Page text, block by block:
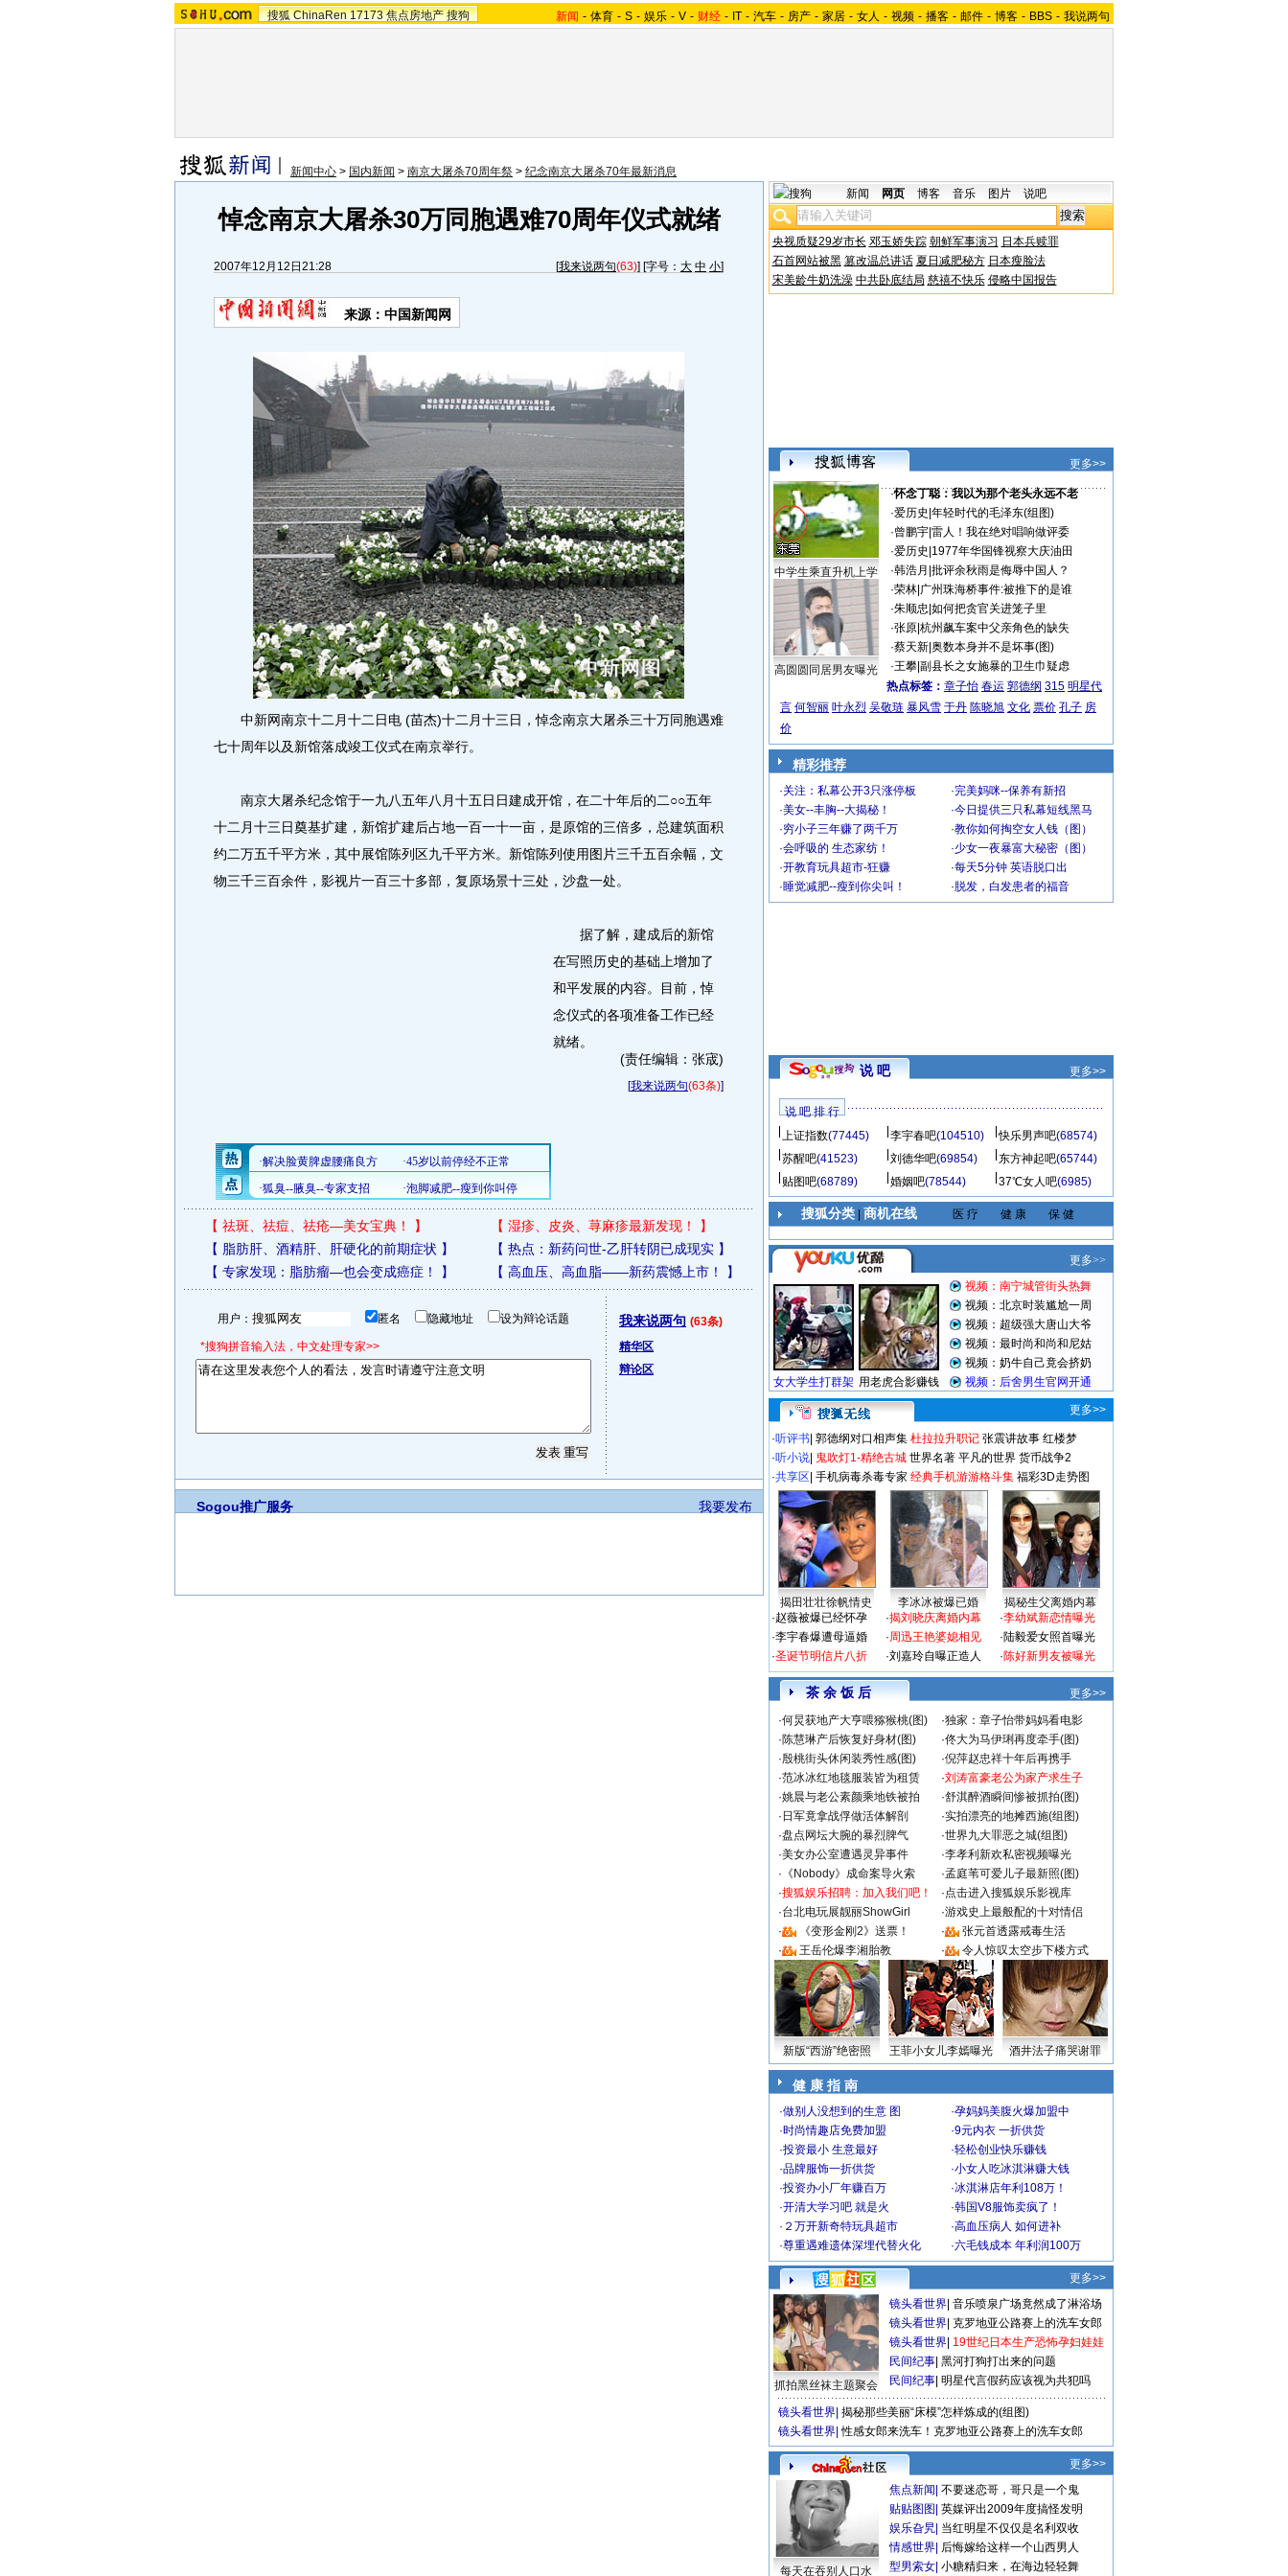
搜狐 ChinaRen 17173 焦点房地产 搜狗 新闻 - 体育 - S - 娱乐 - V - 财经 - IT - 汽车 - 房产 - 家居 - 女人 - 视频 - 播客 - 邮件 - 博客 - BBS - 我说两句
新闻中心 > 国内新闻 > 南京大屠杀70周年祭 > 纪念南京大屠杀70年最新消息
悼念南京大屠杀30万同胞遇难70周年仪式就绪
2007年12月12日21:28 [我来说两句(63)] [字号： 大 中 小]
来源：中国新闻网
中新网南京十二月十二日电 (苗杰)十二月十三日，悼念南京大屠杀三十万同胞遇难
七十周年以及新馆落成竣工仪式在南京举行。
南京大屠杀纪念馆于一九八五年八月十五日日建成开馆，在二十年后的二○○五年
十二月十三日奠基扩建，新馆扩建后占地一百一十一亩，是原馆的三倍多，总建筑面积
约二万五千平方米，其中展馆陈列区九千平方米。新馆陈列使用图片三千五百余幅，文
物三千三百余件，影视片一百三十多部，复原场景十三处，沙盘一处。
据了解，建成后的新馆
在写照历史的基础上增加了
和平发展的内容。目前，悼
念仪式的各项准备工作已经
就绪。
(责任编辑：张宬)
[我来说两句(63条)]
【 祛斑、祛痘、祛疮—美女宝典！ 】 【 湿疹、皮炎、荨麻疹最新发现！
】
【 脂肪肝、酒精肝、肝硬化的前期症状 】 【 热点：新药问世-乙肝转阴已成现实】
【 专家发现：脂肪瘤—也会变成癌症！ 】 【 高血压、高血脂——新药震憾上市！ 】
用户： 匿名 隐藏地址 设为辩论话题
*搜狗拼音输入法，中文处理专家>>
我来说两句 (63条)
精华区
辩论区
我要发布
Sogou推广服务
新闻 网页 博客 音乐 图片 说吧
央视质疑29岁市长 邓玉娇失踪 朝鲜军事演习 日本兵赎罪
石首网站被黑 篡改温总讲话 夏日减肥秘方 日本瘦脸法
宋美龄牛奶洗澡 中共卧底结局 慈禧不快乐 侵略中国报告
更多>>
中学生乘直升机上学
高圆圆同居男友曝光
·怀念丁聪：我以为那个老头永远不老
·爱历史 年轻时代的毛泽东(组图)
·曾鹏宇| 雷人！我在绝对唱响做评委
·爱历史 1977年华国锋视察大庆油田
·韩浩月 批评余秋雨是侮辱中国人？
·荣林| 广州珠海桥事件:被推下的是谁
·朱顺忠 如何把贪官关进笼子里
·张原| 杭州飙车案中父亲角色的缺失
·蔡天新| 奥数本身并不是坏事(图)
·王攀| 副县长之女施暴的卫生巾疑虑
热点标签： 章子怡 春运 郭德纲 315 明星代
言 何智丽 叶永烈 吴敬琏 暴风雪 于丹 陈晓旭 文化 票价 孔子 房
价
精彩推荐
·关注：私幕公开3只涨停板 ·完美妈咪--保养有新招
·美女--丰胸--大揭秘！ ·今日提供三只私幕短线黑马
·穷小子三年赚了两千万 ·教你如何掏空女人钱（图）
·会呼吸的 生态家纺！ ·少女一夜暴富大秘密（图）
·开教育玩具超市-狂赚 ·每天5分钟 英语脱口出
·睡觉减肥--瘦到你尖叫！ · 脱发，白发患者的福音
说 吧 更多>>
说 吧 排 行
上证指数(77445) 李宇春吧(104510) 快乐男声吧(68574)
苏醒吧(41523) 刘德华吧(69854) 东方神起吧(65744)
贴图吧(68789) 婚姻吧(78544) 37℃女人吧(6985)
搜狐分类| 商机在线 医 疗 健 康 保 健
更多>>
·听评书 郭德纲对口相声集 杜拉拉升职记 张震讲故事 红楼梦
·听小说 鬼吹灯1-精绝古城 世界名著 平凡的世界 货币战争2
·共享区 手机病毒杀毒专家 经典手机游游格斗集 福彩3D走势图
揭田壮壮徐帆情史 李冰冰被爆已婚
揭秘生父离婚内幕
·赵薇被爆已经怀孕
·李宇春爆遭母逼婚
·圣诞节明信片八折
·揭刘晓庆离婚内幕
·周迅王艳婆媳相见
·刘嘉玲自曝正造人
·李幼斌新恋情曝光
·陆毅爱女照首曝光
·陈好新男友被曝光
茶 余 饭 后
更多>>
·何炅获地产大亨喂猕猴桃(图) ·独家：章子怡带妈妈看电影
·陈慧琳产后恢复好身材(图) ·佟大为马伊琍再度牵手(图)
·殷桃街头休闲装秀性感(图) ·倪萍赵忠祥十年后再携手
·范冰冰红地毯服装皆为租赁 ·刘涛富豪老公为家产求生子
·姚晨与老公素颜乘地铁被拍 ·舒淇醉酒瞬间惨被抓拍(图)
· 日军竟拿战俘做活体解剖 ·实拍漂亮的地摊西施(组图)
·盘点网坛大腕的暴烈脾气 ·世界九大罪恶之城(组图)
·美女办公室遭遇灵异事件 ·李孝利新欢私密视频曝光
· 《Nobody》成命案导火索 ·孟庭苇可爱儿子最新照(图)
·搜狐娱乐招聘：加入我们吧！ ·点击进入搜狐娱乐影视库
·台北电玩展靓丽ShowGirl ·游戏史上最般配的十对情侣
·
《变形金刚2》送票！ ·
张元首透露戒毒生活
·
王岳伦爆李湘胎教 · 令人惊叹太空步下楼方式
新版“西游”绝密照 王菲小女儿李嫣曝光 酒井法子痛哭谢罪
健 康 指 南
·做别人没想到的生意 图 ·孕妈妈美腹火爆加盟中
·时尚情趣店免费加盟 ·9元内衣 一折供货
·投资最小 生意最好 ·轻松创业快乐赚钱
·品牌服饰一折供货 ·小女人吃冰淇淋赚大钱
·投资办小厂年赚百万 ·冰淇淋店年利108万！
·开清大学习吧 就是火 ·韩国V8服饰卖疯了！
· ２万开新奇特玩具超市 ·高血压病人 如何进补
·尊重遇难遗体深埋代替火化 ·六毛钱成本 年利润100万
更多>>
抓拍黑丝袜主题聚会
镜头看世界 音乐喷泉广场竟然成了淋浴场
镜头看世界 克罗地亚公路赛上的洗车女郎
镜头看世界 19世纪日本生产恐怖孕妇娃娃
民间纪事 黑河打狗打出来的问题
民间纪事 明星代言假药应该视为共犯吗
镜头看世界 揭秘那些美丽“床模”怎样炼成的(组图)
镜头看世界 性感女郎来洗车！克罗地亚公路赛上的洗车女郎
更多>>
每天在吞别人口水
焦点新闻 不要迷恋哥，哥只是一个鬼
贴贴图图 英媒评出2009年度搞怪发明
娱乐旮旯 当红明星不仅仅是名利双收
情感世界 后悔嫁给这样一个山西男人
型男索女 小糖精归来，在海边轻轻舞